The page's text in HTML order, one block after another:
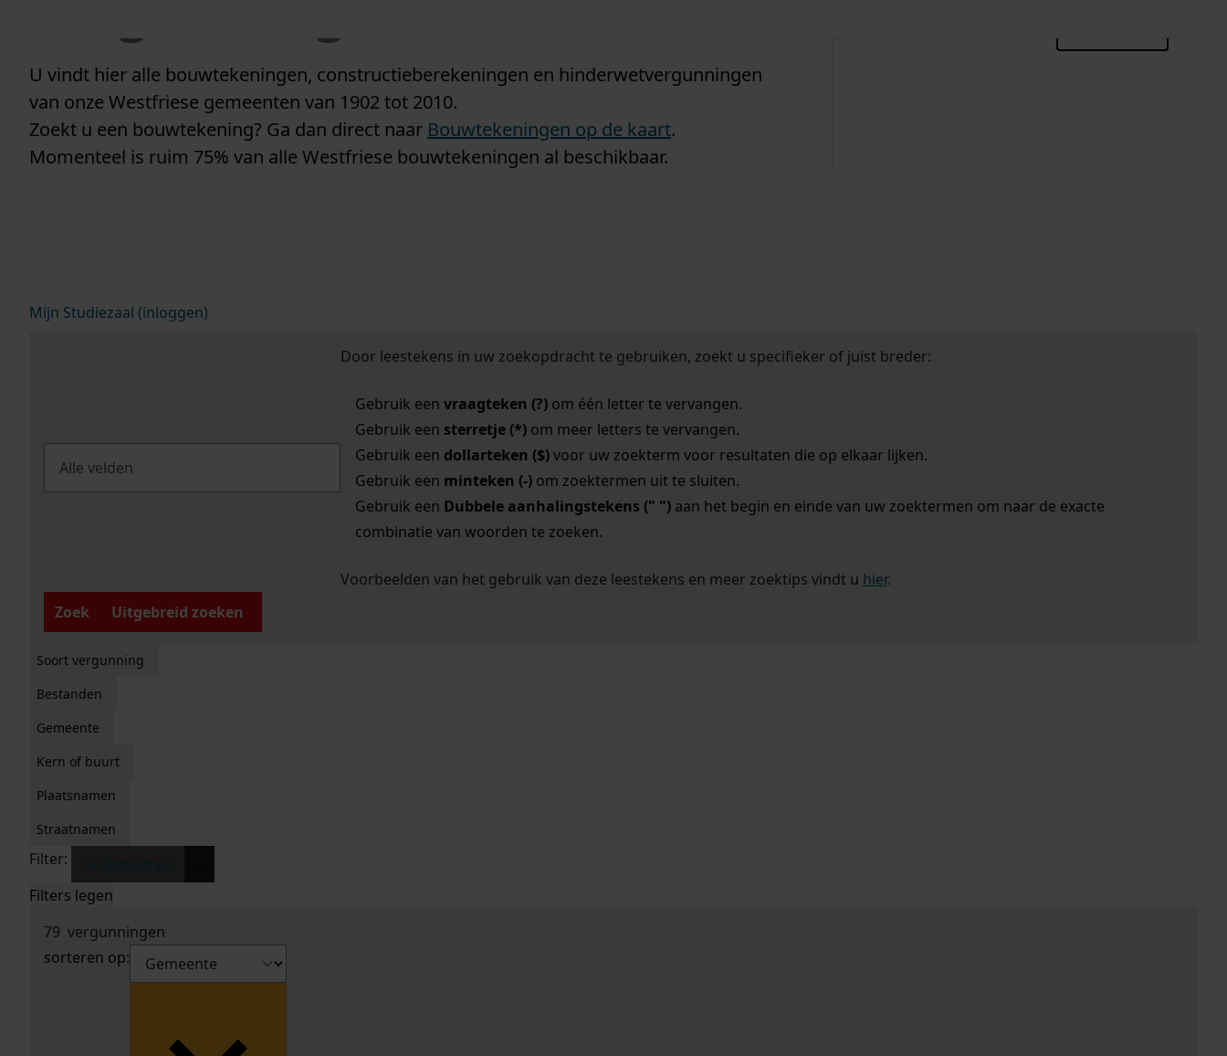
U vindt hier alle bouwtekeningen, constructieberekeningen en hinderwetvergunningen
van onze Westfriese gemeenten van 1902 tot 2010.
Zoekt u een bouwtekening? Ga dan direct naar Bouwtekeningen op de kaart.
Momenteel is ruim 75% van alle Westfriese bouwtekeningen al beschikbaar.
Mijn Studiezaal (inloggen)
Door leestekens in uw zoekopdracht te gebruiken, zoekt u specifieker of juist breder:
Gebruik een vraagteken (?)om één letter te vervangen.
Gebruik een sterretje (*)om meer letters te vervangen.
Gebruik een dollarteken ($)voor uw zoekterm voor resultaten die op elkaar lijken.
Gebruik een minteken (-)om zoektermen uit te sluiten.
Gebruik een Dubbele aanhalingstekens (" ")aan het begin en einde van uw zoektermen om naar de exacte
combinatie van woorden te zoeken.
Voorbeelden van het gebruik van deze leestekens en meer zoektips vindt u hier.
Zoek
Uitgebreid zoeken
Soort vergunning
Bestanden
Gemeente
Kern of buurt
Plaatsnamen
Straatnamen
Filter:
Filters legen
79 vergunningen
sorteren op: